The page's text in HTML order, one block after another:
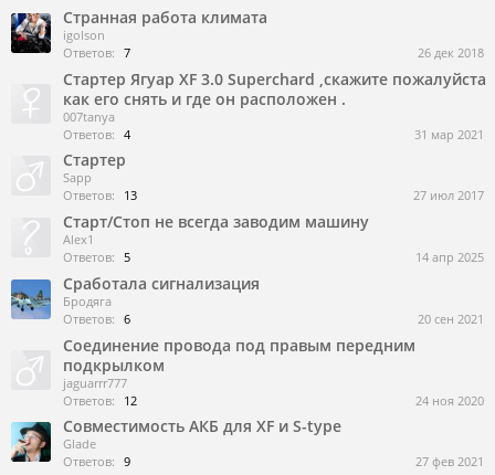
Странная работа климата
igolson
Ответов: 7 26 дек 2018
Стартер Ягуар XF 3.0 Superchard ,скажите пожалуйста
как его снять и где он расположен .
007tanya
Ответов: 4 31 мар 2021
Стартер
Sapp
Ответов:
13 27 июл 2017
Старт/Стоп не всегда заводим машину
Alex1
Ответов: 5 14 апр 2025
Сработала сигнализация
Бродяга
Ответов: 6 20 сен 2021
Соединение провода под правым передним
подкрылком
jaguarrr777
Ответов:
12 24 ноя 2020
Совместимость АКБ для XF и S-type
Glade
Ответов: 9 27 фев 2021